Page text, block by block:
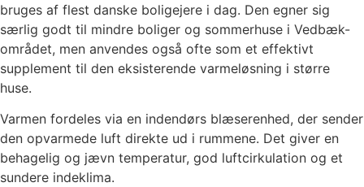
bruges af flest danske boligejere i dag. Den egner sig
særlig godt til mindre boliger og sommerhuse i Vedbæk-
området, men anvendes også ofte som et effektivt
supplement til den eksisterende varmeløsning i større
huse.
Varmen fordeles via en indendørs blæserenhed, der sender
den opvarmede luft direkte ud i rummene. Det giver en
behagelig og jævn temperatur, god luftcirkulation og et
sundere indeklima.